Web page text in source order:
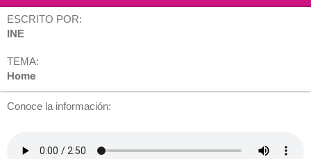
ESCRITO POR:
INE
TEMA:
Home
Conoce la información: